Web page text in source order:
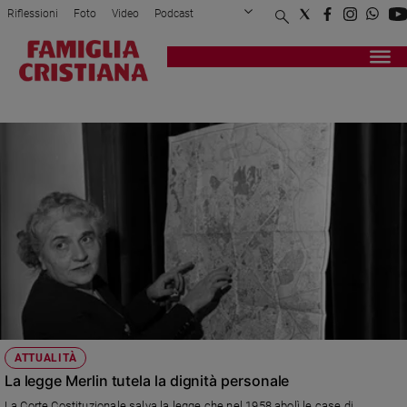
Attualità
Economia
Legalità
e
giustizia
Sport
Interviste
Papa
Papa
Riflessioni Foto Video Podcast
Privacy Policy Chi siamo
Registrati Redazione
ATTUALITÀ
La legge Merlin tutela la dignità personale